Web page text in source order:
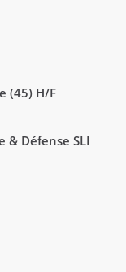
(45) H/F
& Défense SLI